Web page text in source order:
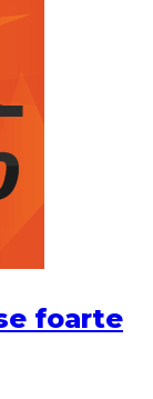
foarte